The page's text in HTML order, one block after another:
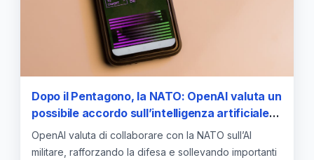
Dopo il Pentagono, la NATO: OpenAI valuta un
possibile accordo sull’intelligenza artificiale
militare
OpenAI valuta di collaborare con la NATO sull’AI
militare, rafforzando la difesa e sollevando importanti